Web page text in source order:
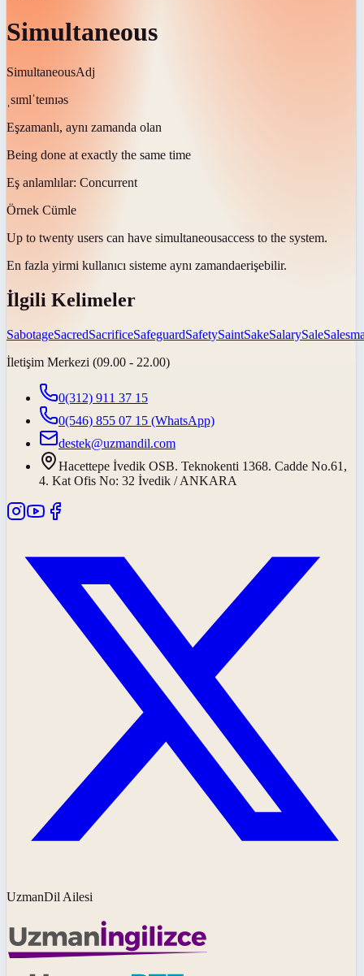
Simultaneous
SimultaneousAdj
ˌsɪmlˈteɪnɪəs
Eşzamanlı, aynı zamanda olan
Being done at exactly the same time
Eş anlamlılar: Concurrent
Örnek Cümle
Up to twenty users can have simultaneousaccess to the system.
En fazla yirmi kullanıcı sisteme aynı zamandaerişebilir.
İlgili Kelimeler
SabotageSacredSacrificeSafeguardSafetySaintSakeSalarySale
İletişim Merkezi (09.00 - 22.00)
0(312) 911 37 15
0(546) 855 07 15 (WhatsApp)
destek@uzmandil.com
Hacettepe İvedik OSB. Teknokenti 1368. Cadde No.61,
4. Kat Ofis No: 32 İvedik / ANKARA
UzmanDil Ailesi